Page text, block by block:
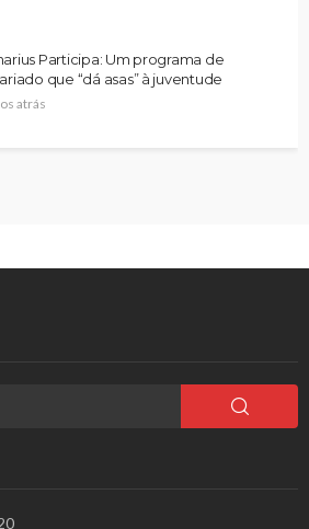
Participa: Um programa de
que “dá asas” à juventude
atrás